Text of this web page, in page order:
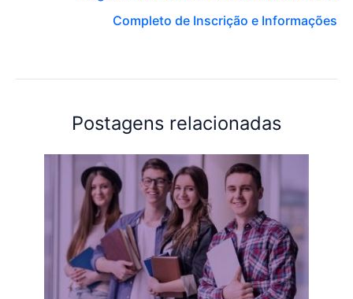
Completo de Inscrição e Informações
Postagens relacionadas